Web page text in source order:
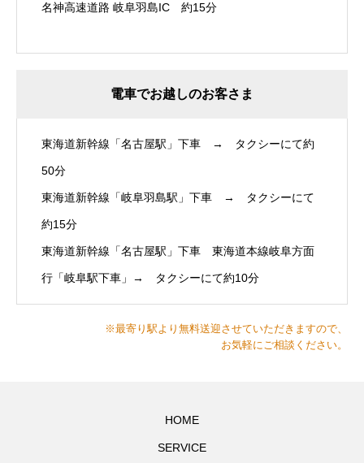
名神高速道路 岐阜羽島IC 約15分
電車でお越しのお客さま
東海道新幹線「名古屋駅」下車 → タクシーにて約
50分
東海道新幹線「岐阜羽島駅」下車 → タクシーにて
約15分
東海道新幹線「名古屋駅」下車 東海道本線岐阜方面
行「岐阜駅下車」→ タクシーにて約10分
※最寄り駅より無料送迎させていただきますので、
お気軽にご相談ください。
HOME
SERVICE